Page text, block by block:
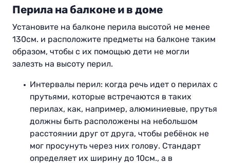
Перила на балконе и в доме
Установите на балконе перила высотой не менее
130см. и расположите предметы на балконе таким
образом, чтобы с их помощью дети не могли
залезть на высоту перил.
Интервалы перил: когда речь идет о перилах с
прутьями, которые встречаются в таких
перилах, как, например, алюминиевые, прутья
должны быть расположены на небольшом
расстоянии друг от друга, чтобы ребёнок не
мог просунуть через них голову. Стандарт
определяет их ширину до 10см., а в